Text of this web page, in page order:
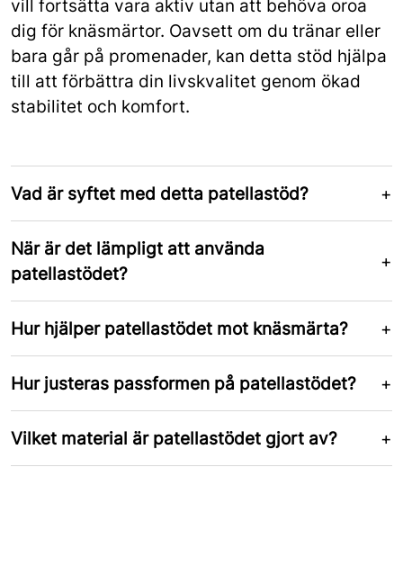
vill fortsätta vara aktiv utan att behöva oroa
dig för knäsmärtor. Oavsett om du tränar eller
bara går på promenader, kan detta stöd hjälpa
till att förbättra din livskvalitet genom ökad
stabilitet och komfort.
Vad är syftet med detta patellastöd?
När är det lämpligt att använda
patellastödet?
Hur hjälper patellastödet mot knäsmärta?
Hur justeras passformen på patellastödet?
Vilket material är patellastödet gjort av?